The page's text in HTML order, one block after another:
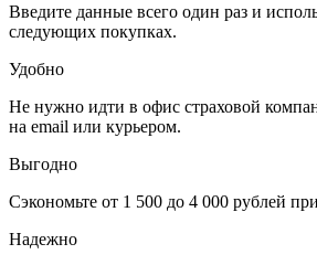
Введите данные всего один раз и
следующих покупках.
Удобно
Не нужно идти в офис страховой
на email или курьером.
Выгодно
Сэкономьте от 1 500 до 4 000 рублей
Надежно